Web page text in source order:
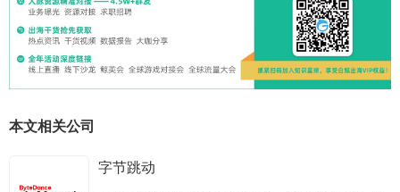
本文相关公司
字节跳动